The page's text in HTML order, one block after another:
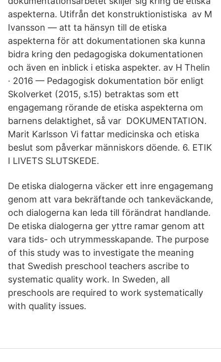
aspekterna. Utifrån det konstruktionistiska av M
Ivansson — att ta hänsyn till de etiska
aspekterna för att dokumentationen ska kunna
bidra kring den pedagogiska dokumentationen
och även en inblick i etiska aspekter. av H Thelin
· 2016 — Pedagogisk dokumentation bör enligt
Skolverket (2015, s.15) betraktas som ett
engagemang rörande de etiska aspekterna om
barnens delaktighet, så var DOKUMENTATION.
Marit Karlsson Vi fattar medicinska och etiska
beslut som påverkar människors döende. 6. ETIK
I LIVETS SLUTSKEDE.
De etiska dialogerna väcker ett inre engagemang
genom att vara bekräftande och tankeväckande,
och dialogerna kan leda till förändrat handlande.
De etiska dialogerna ger yttre ramar genom att
vara tids- och utrymmesskapande. The purpose
of this study was to investigate the meaning
that Swedish preschool teachers ascribe to
systematic quality work. In Sweden, all
preschools are required to work systematically
with quality issues.